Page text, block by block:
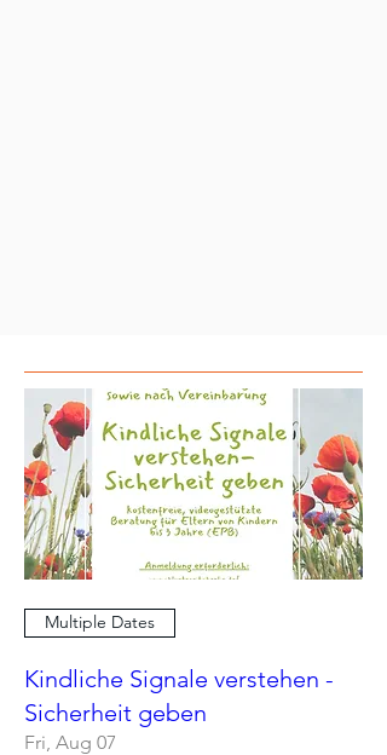
Multiple Dates
Kindliche Signale verstehen -
Sicherheit geben
Fri, Aug 07